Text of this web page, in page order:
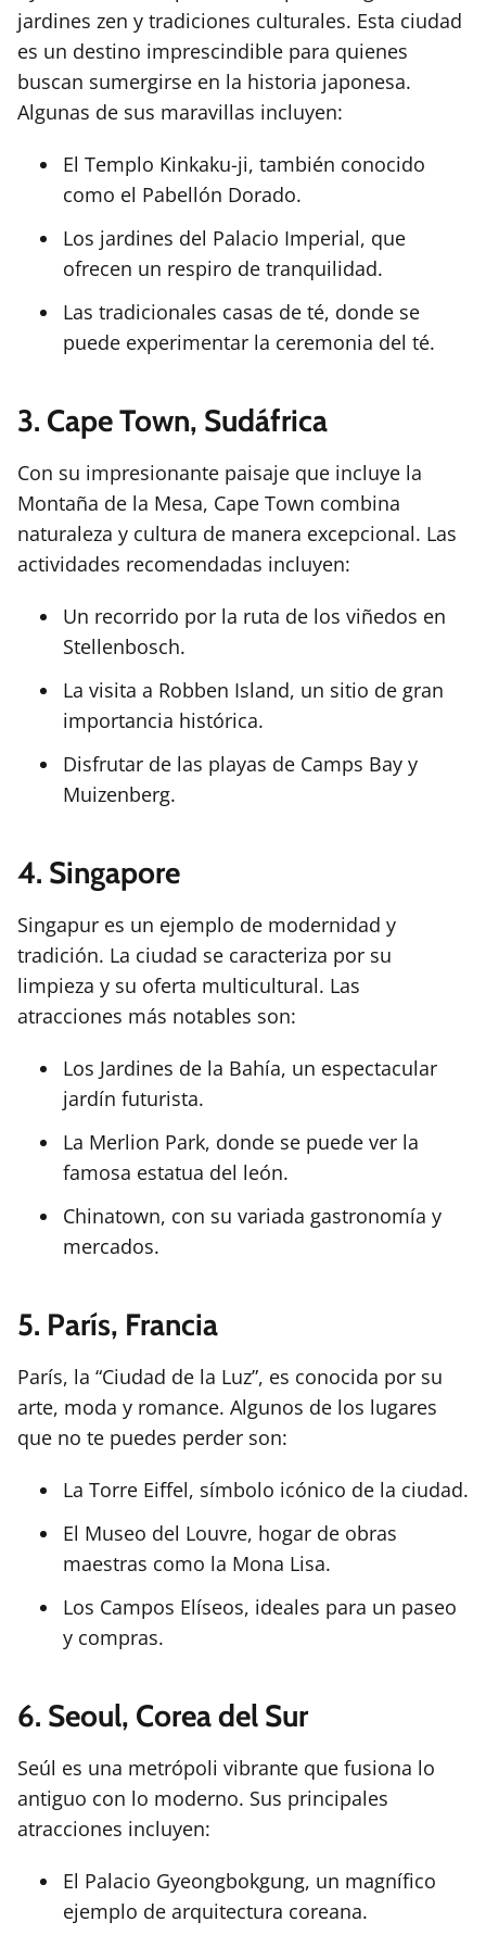
jardines zen y tradiciones culturales. Esta ciudad
es un destino imprescindible para quienes
buscan sumergirse en la historia japonesa.
Algunas de sus maravillas incluyen:
El Templo Kinkaku-ji, también conocido
como el Pabellón Dorado.
Los jardines del Palacio Imperial, que
ofrecen un respiro de tranquilidad.
Las tradicionales casas de té, donde se
puede experimentar la ceremonia del té.
3. Cape Town, Sudáfrica
Con su impresionante paisaje que incluye la
Montaña de la Mesa, Cape Town combina
naturaleza y cultura de manera excepcional. Las
actividades recomendadas incluyen:
Un recorrido por la ruta de los viñedos en
Stellenbosch.
La visita a Robben Island, un sitio de gran
importancia histórica.
Disfrutar de las playas de Camps Bay y
Muizenberg.
4. Singapore
Singapur es un ejemplo de modernidad y
tradición. La ciudad se caracteriza por su
limpieza y su oferta multicultural. Las
atracciones más notables son:
Los Jardines de la Bahía, un espectacular
jardín futurista.
La Merlion Park, donde se puede ver la
famosa estatua del león.
Chinatown, con su variada gastronomía y
mercados.
5. París, Francia
París, la “Ciudad de la Luz”, es conocida por su
arte, moda y romance. Algunos de los lugares
que no te puedes perder son:
La Torre Eiffel, símbolo icónico de la ciudad.
El Museo del Louvre, hogar de obras
maestras como la Mona Lisa.
Los Campos Elíseos, ideales para un paseo
y compras.
6. Seoul, Corea del Sur
Seúl es una metrópoli vibrante que fusiona lo
antiguo con lo moderno. Sus principales
atracciones incluyen:
El Palacio Gyeongbokgung, un magnífico
ejemplo de arquitectura coreana.